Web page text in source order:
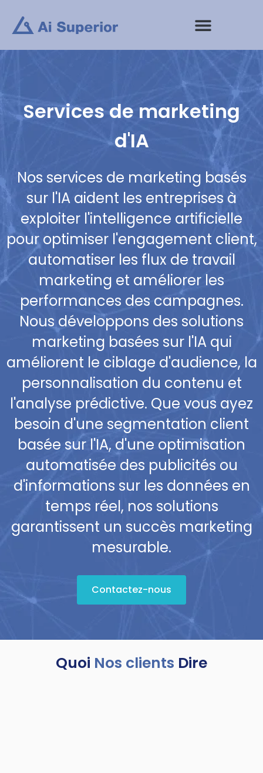
contenu
Services de marketing
d'IA
Nos services de marketing basés
sur l'IA aident les entreprises à
exploiter l'intelligence artificielle
pour optimiser l'engagement client,
automatiser les flux de travail
marketing et améliorer les
performances des campagnes.
Nous développons des solutions
marketing basées sur l'IA qui
améliorent le ciblage d'audience, la
personnalisation du contenu et
l'analyse prédictive. Que vous ayez
besoin d'une segmentation client
basée sur l'IA, d'une optimisation
automatisée des publicités ou
d'informations sur les données en
temps réel, nos solutions
garantissent un succès marketing
mesurable.
Contactez-nous
Quoi Nos clients Dire